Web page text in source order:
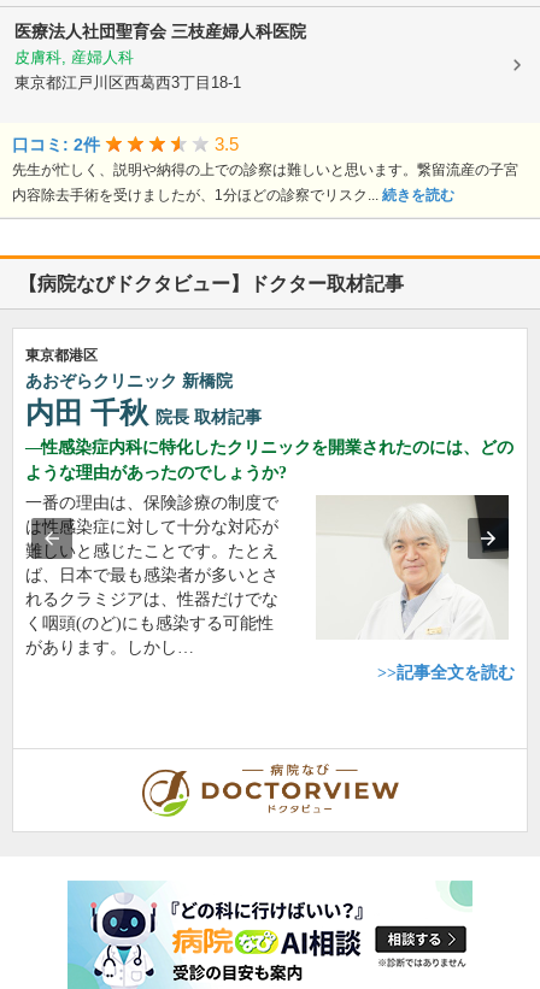
医療法人社団聖育会 三枝産婦人科医院
皮膚科, 産婦人科
東京都江戸川区西葛西3丁目18-1
口コミ: 2件 3.5
先生が忙しく、説明や納得の上での診察は難しいと思います。繋留流産の子宮
内容除去手術を受けましたが、1分ほどの診察でリスク... 続きを読む
【病院なびドクタビュー】ドクター取材記事
東京都港区
あおぞらクリニック 新橋院
内田 千秋 院長 取材記事
性感染症内科に特化したクリニックを開業されたのには、どの
ような理由があったのでしょうか?
一番の理由は、保険診療の制度で
は性感染症に対して十分な対応が
難しいと感じたことです。たとえ
ば、日本で最も感染者が多いとさ
れるクラミジアは、性器だけでな
く咽頭(のど)にも感染する可能性
があります。しかし…
>>記事全文を読む